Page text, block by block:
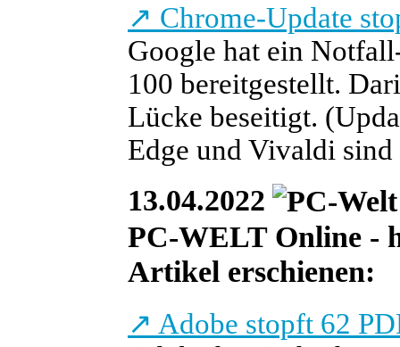
↗ Chrome-Update
Google hat ein
100 bereitgestellt.
Lücke beseitigt. (
Edge und Vivaldi
13.04.2022
PC-WELT Online -
Artikel erschienen:
↗ Adobe stopft 62